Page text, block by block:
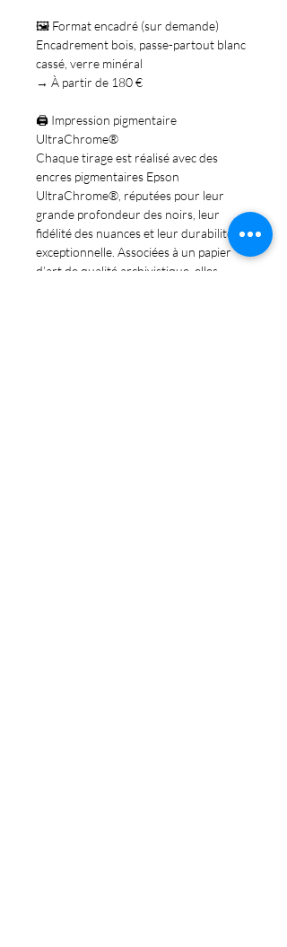
🖼️ Format encadré (sur demande)
Encadrement bois, passe-partout blanc
cassé, verre minéral
→ À partir de 180 €
🖨️ Impression pigmentaire
UltraChrome®
Chaque tirage est réalisé avec des
encres pigmentaires Epson
UltraChrome® , réputées pour leur
grande profondeur des noirs , leur
fidélité des nuanceset leur durabilité
exceptionnelle . Associées à un papier
d’art de qualité archivistique, elles